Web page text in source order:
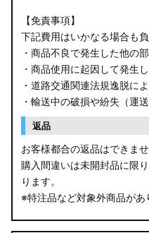
【免責事項】
下記費用はいかなる場合も負
・商品不良で発生した他の
・商品使用に起因して発生
・道路交通関連法規逸脱に
・輸送中の破損や紛失（運
返品
お客様都合の返品はできませ
購入間違いは未開封品に限
ります。
※特注品など対象外商品があ